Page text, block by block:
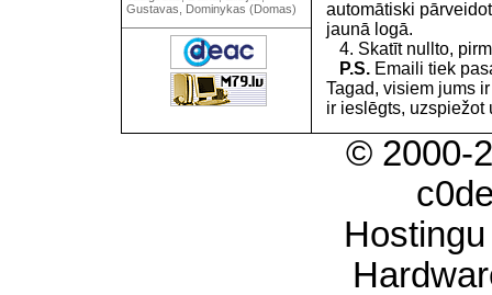
Gustavas, Dominykas (Domas)
automātiski
jaunā logā.
4. Skatīt nullto,
P.S. Emaili tiek
Tagad, visiem jums
ir ieslēgts, uzspiežot
© 2000-